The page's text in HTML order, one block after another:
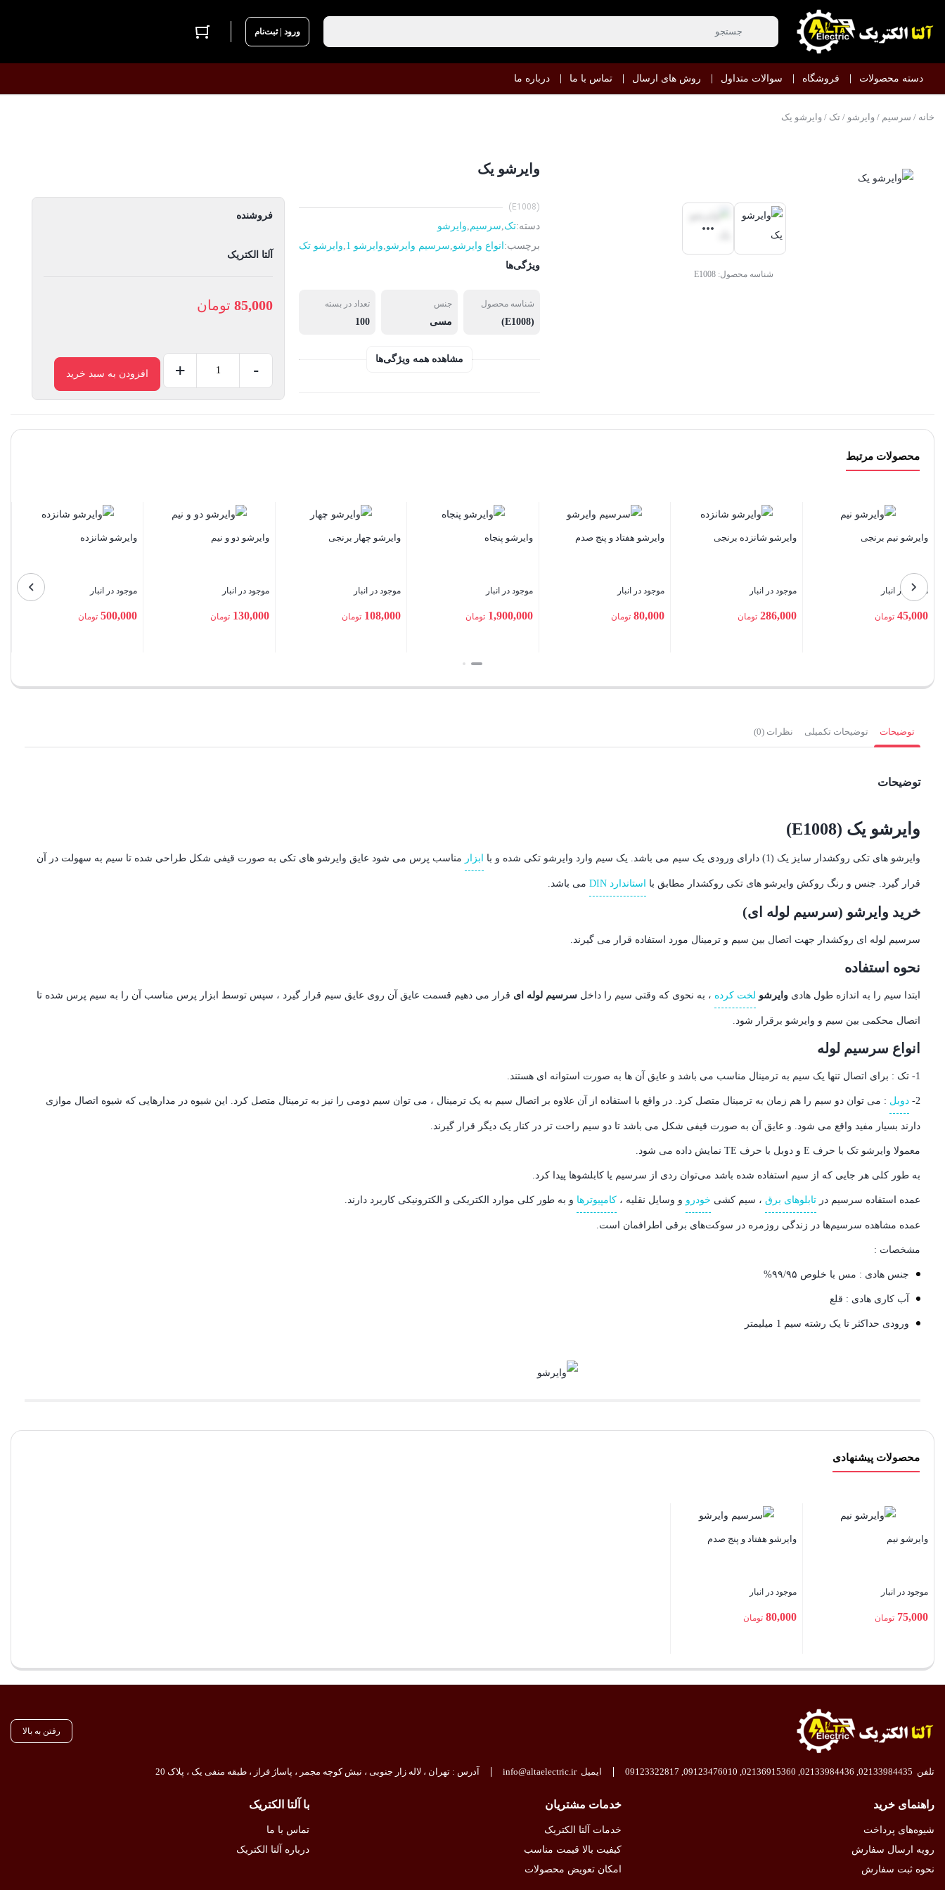
ورود | ثبت‌نام
دسته محصولات فروشگاه سوالات متداول روش های ارسال تماس با ما درباره ما
خانه / سرسیم / وایرشو / تک / وایرشو یک
شناسه محصول: E1008
وایرشو یک
(E1008)
دسته:تک,سرسیم,وایرشو
برچسب: انواع وایرشو,سرسیم وایرشو,وایرشو 1 ,وایرشو تک
ویژگی‌ها
شناسه محصول
(E1008)
جنس
مسی
تعداد در بسته
100
مشاهده همه ویژگی‌ها
فروشنده
آلتا الکتریک
85,000 تومان
یک
-
+ افزودن به سبد خرید
محصولات مرتبط
برنجی وایرشو شانزده برنجی
تومان
وایرشو هفتاد و پنج صدم
تومان
وایرشو پنجاه
تومان
وایرشو چهار برنجی
تومان
وایرشو دو و نیم
تومان
وایرشو شانزده
تومان
وایرشو سی و
تماس بگیرید
توضیحات توضیحات تکمیلی نظرات (0)
توضیحات
وایرشو یک (E1008)
وایرشو های تکی روکشدار سایز یک (1) دارای ورودی یک سیم می باشد. یک سیم وارد وایرشو تکی شده و با ابزار مناسب پرس می شود عایق وایرشو های تکی به صورت قیفی شکل طراحی شده تا سیم به سهولت در آن
قرار گیرد. جنس و رنگ روکش وایرشو های تکی روکشدار مطابق با استاندارد DIN می باشد.
خرید وایرشو (سرسیم لوله ای)
سرسیم لوله ای روکشدار جهت اتصال بین سیم و ترمینال مورد استفاده قرار می گیرند.
نحوه استفاده
ابتدا سیم را به اندازه طول هادی وایرشو لخت کرده ، به نحوی که وقتی سیم را داخل سرسیم لوله ای قرار می دهیم قسمت عایق آن روی عایق سیم قرار گیرد ، سپس توسط ابزار پرس مناسب آن را به سیم پرس شده تا
اتصال محکمی بین سیم و وایرشو برقرار شود.
انواع سرسیم لوله
1- تک : برای اتصال تنها یک سیم به ترمینال مناسب می باشد و عایق آن ها به صورت استوانه ای هستند.
2- دوبل : می توان دو سیم را هم زمان به ترمینال متصل کرد. در واقع با استفاده از آن علاوه بر اتصال سیم به یک ترمینال ، می توان سیم دومی را نیز به ترمینال متصل کرد. این شیوه در مدارهایی که شیوه اتصال موازی
دارند بسیار مفید واقع می شود. و عایق آن به صورت قیفی شکل می باشد تا دو سیم راحت تر در کنار یک دیگر قرار گیرند.
معمولا وایرشو تک با حرف E و دوبل با حرف TE نمایش داده می شود.
به طور کلی هر جایی که از سیم استفاده شده باشد می‌توان ردی از سرسیم یا کابلشوها پیدا کرد.
عمده استفاده سرسیم در تابلوهای برق ، سیم کشی خودرو و وسایل نقلیه ، کامپیوترها و به طور کلی موارد الکتریکی و الکترونیکی کاربرد دارند.
عمده مشاهده سرسیم‌ها در زندگی روزمره در سوکت‌های برقی اطرافمان است.
مشخصات :
جنس هادی : مس با خلوص ۹۹/۹۵%
آب کاری هادی : قلع
ورودی حداکثر تا یک رشته سیم 1 میلیمتر
محصولات پیشنهادی
وایرشو نیم
موجود در انبار
75,000 تومان
بستن
وایرشو هفتاد و پنج صدم
موجود در انبار
80,000 تومان
رفتن به بالا
تلفن 02133984435
02133984436
02136915360
09123476010
09123322817 ایمیلinfo@altaelectric.ir آدرس : تهران ، لاله زار جنوبی ، نبش کوچه مجمر ، پاساژ فراز ، طبقه منفی یک ، پلاک 20
راهنمای خرید
شیوه‌های پرداخت
رویه ارسال سفارش
نحوه ثبت سفارش
خدمات مشتریان
خدمات آلتا الکتریک
کیفیت بالا قیمت مناسب
امکان تعویض محصولات
با آلتا الکتریک
تماس با ما
درباره آلتا الکتریک